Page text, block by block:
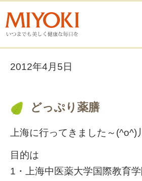
2012年4月5日
どっぷり薬膳
上海に行ってきました～(^o^)丿
目的は
1・上海中医薬大学国際教育